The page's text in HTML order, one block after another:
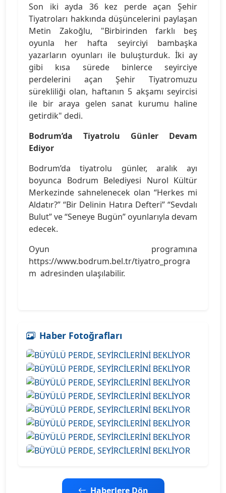
Son iki ayda 36 kez perde açan Şehir
Tiyatroları hakkında düşüncelerini paylaşan
Metin Zakoğlu, "Birbirinden farklı beş
oyunla her hafta seyirciyi bambaşka
yazarların oyunları ile buluşturduk. İki ay
gibi kısa sürede binlerce seyirciye
perdelerini açan Şehir Tiyatromuzu
sürekliliği olan, haftanın 5 akşamı seyircisi
ile bir araya gelen sanat kurumu haline
getirdik" dedi.
Bodrum’da Tiyatrolu Günler Devam
Ediyor
Bodrum’da tiyatrolu günler, aralık ayı
boyunca Bodrum Belediyesi Nurol Kültür
Merkezinde sahnelenecek olan “Herkes mi
Aldatır?” “Bir Delinin Hatıra Defteri” “Sevdalı
Bulut” ve “Seneye Bugün” oyunlarıyla devam
edecek.
Oyun programına
https://www.bodrum.bel.tr/tiyatro_progra
m adresinden ulaşılabilir.
Haber Fotoğrafları
Haberlere Dön